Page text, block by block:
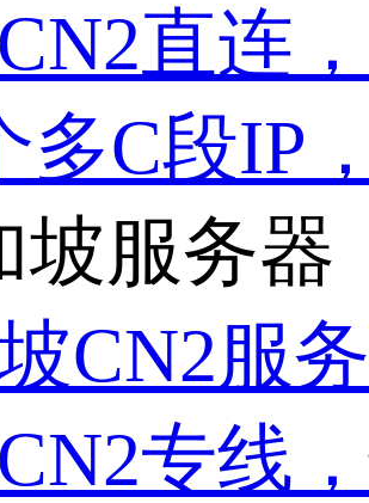
直连
多C段IP
坡服务器
CN2服
专线